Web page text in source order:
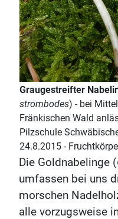
Graugestreifter
strombodes) - bei
Fränkischen Wald
Pilzschule
24.8.2015 -
Die Goldnabelinge (
umfassen bei uns
morschen
alle vorzugsweise